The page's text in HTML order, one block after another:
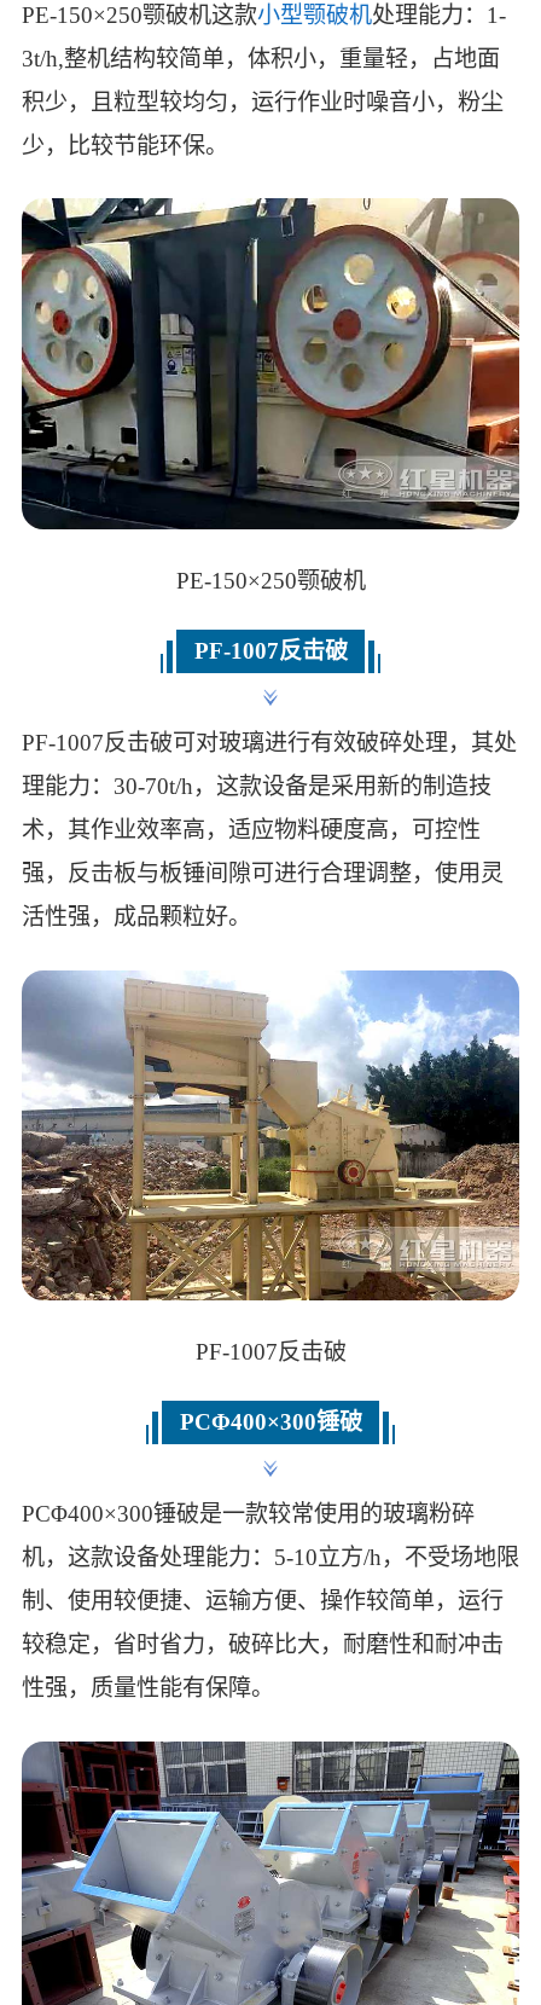
PE-150×250颚破机这款小型颚破机处理能力：1-
3t/h,整机结构较简单，体积小，重量轻，占地面
积少，且粒型较均匀，运行作业时噪音小，粉尘
少，比较节能环保。
PE-150×250颚破机
PF-1007反击破
PF-1007反击破可对玻璃进行有效破碎处理，其处
理能力：30-70t/h，这款设备是采用新的制造技
术，其作业效率高，适应物料硬度高，可控性
强，反击板与板锤间隙可进行合理调整，使用灵
活性强，成品颗粒好。
PF-1007反击破
PCΦ400×300锤破
PCΦ400×300锤破是一款较常使用的玻璃粉碎
机，这款设备处理能力：5-10立方/h，不受场地限
制、使用较便捷、运输方便、操作较简单，运行
较稳定，省时省力，破碎比大，耐磨性和耐冲击
性强，质量性能有保障。